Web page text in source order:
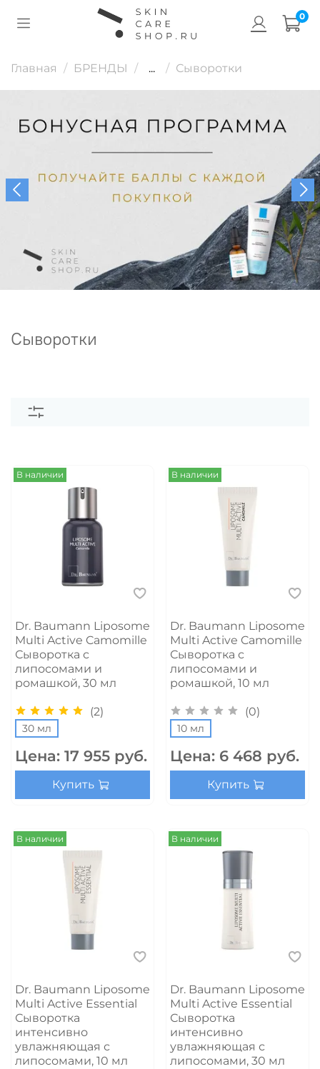
0
Главная БРЕНДЫ ... Сыворотки
Сыворотки
В наличии
Dr. Baumann Liposome
Multi Active Camomille
Сыворотка с
липосомами и
ромашкой, 30 мл
(2)
30 мл
Цена: 17 955 руб.
Купить
В наличии
Dr. Baumann Liposome
Multi Active Camomille
Сыворотка с
липосомами и
ромашкой, 10 мл
(0)
10 мл
Цена: 6 468 руб.
Купить
В наличии
Dr. Baumann Liposome
Multi Active Essential
Сыворотка
интенсивно
увлажняющая с
липосомами, 10 мл
В наличии
Dr. Baumann Liposome
Multi Active Essential
Сыворотка
интенсивно
увлажняющая с
липосомами, 30 мл